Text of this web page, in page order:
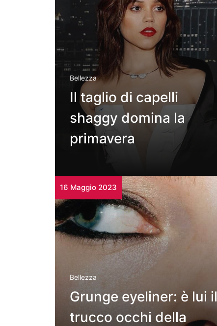
Bellezza
Il taglio di capelli
shaggy domina la
primavera
16 Maggio 2023
Bellezza
Grunge eyeliner: è lui il
trucco occhi della